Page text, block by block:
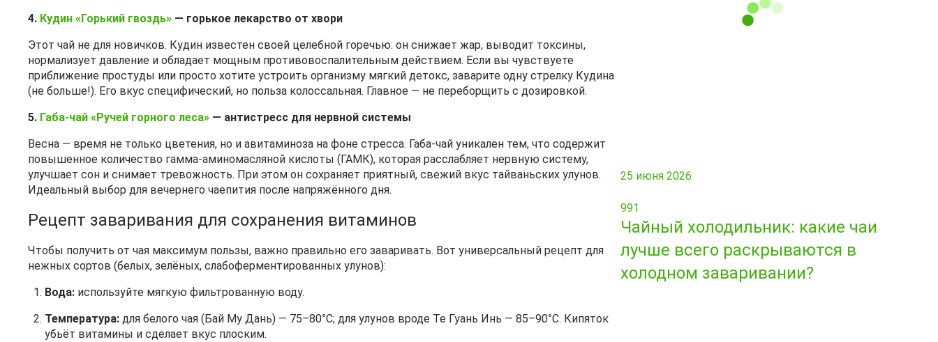
4. Кудин «Горький гвоздь» — горькое лекарство от хвори
Этот чай не для новичков. Кудин известен своей целебной горечью: он снижает жар, выводит токсины,
нормализует давление и обладает мощным противовоспалительным действием. Если вы чувствуете
приближение простуды или просто хотите устроить организму мягкий детокс, заварите одну стрелку Кудина
(не больше!). Его вкус специфический, но польза колоссальная. Главное — не переборщить с дозировкой.
5. Габа‑чай «Ручей горного леса» — антистресс для нервной системы
Весна — время не только цветения, но и авитаминоза на фоне стресса. Габа‑чай уникален тем, что содержит
повышенное количество гамма‑аминомасляной кислоты (ГАМК), которая расслабляет нервную систему,
улучшает сон и снимает тревожность. При этом он сохраняет приятный, свежий вкус тайваньских улунов.
Идеальный выбор для вечернего чаепития после напряжённого дня.
Рецепт заваривания для сохранения витаминов
Чтобы получить от чая максимум пользы, важно правильно его заваривать. Вот универсальный рецепт для
нежных сортов (белых, зелёных, слабоферментированных улунов):
Вода: используйте мягкую фильтрованную воду.
Температура: для белого чая (Бай Му Дань) — 75–80°C; для улунов вроде Те Гуань Инь — 85–90°C. Кипяток
убьёт витамины и сделает вкус плоским.
25 июня 2026
991
Чайный холодильник: какие чаи
лучше всего раскрываются в
холодном заваривании?